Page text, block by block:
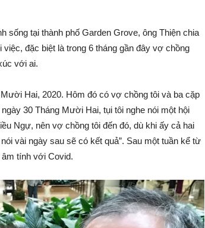
sống tại thành phố Garden Grove, ông Thiện chia
đặc biệt là trong 6 tháng gần đây vợ chồng
với ai.
Hai, 2020. Hôm đó có vợ chồng tôi và ba cặp
30 Tháng Mười Hai, tụi tôi nghe nói một hội
Ngự, nên vợ chồng tôi đến đó, dù khi ấy cả hai
vài ngày sau sẽ có kết quả”. Sau một tuần kể từ
tính với Covid.